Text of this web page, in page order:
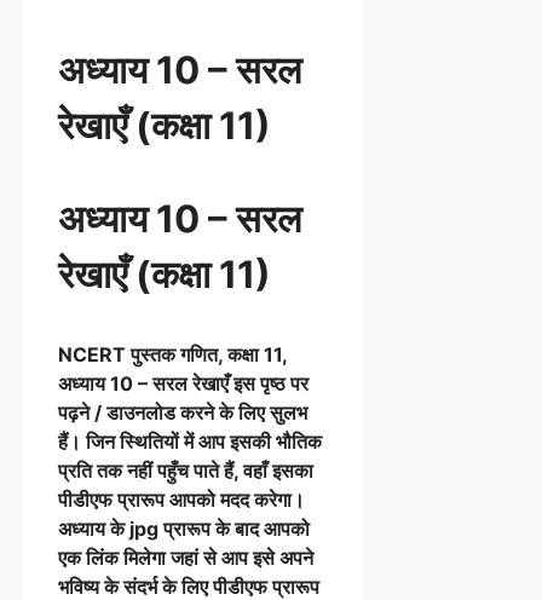
अध्याय 10 – सरल
रेखाएँ (कक्षा 11)
अध्याय 10 – सरल
रेखाएँ (कक्षा 11)
NCERT पुस्तक गणित, कक्षा 11,
अध्याय 10 – सरल रेखाएँ इस पृष्ठ पर
पढ़ने / डाउनलोड करने के लिए सुलभ
हैं। जिन स्थितियों में आप इसकी भौतिक
प्रति तक नहीं पहुँच पाते हैं, वहाँ इसका
पीडीएफ प्रारूप आपको मदद करेगा।
अध्याय के jpg प्रारूप के बाद आपको
एक लिंक मिलेगा जहां से आप इसे अपने
भविष्य के संदर्भ के लिए पीडीएफ प्रारूप